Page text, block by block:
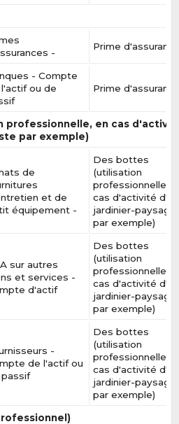
-
Prime
- Compte
ou de
Prime
professionnelle, en cas
par exemple)
de
et de
équipement -
Des bottes
(utilisation
professionnelle,
cas d'activité d'un
jardinier-
par exemple)
sur autres
et services -
d'actif
Des bottes
(utilisation
professionnelle,
cas d'activité d'un
jardinier-
par exemple)
-
de l'actif ou
Des bottes
(utilisation
professionnelle,
cas d'activité d'un
jardinier-
par exemple)